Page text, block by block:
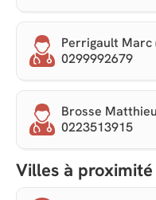
Perrigault Marc
0299992679
Brosse
0223513915
Villes à proximité